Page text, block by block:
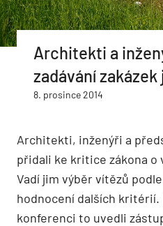
Architekti a
zadávání
8. prosince 2014
Architekti, inženýři a
přidali ke kritice zákona o
Vadí jim výběr vítězů
hodnocení dalších kritérií.
konferenci to uvedli